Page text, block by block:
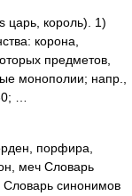
царь, король). 1)
корона,
предметов,
монополии; напр.,
…
порфира,
меч Словарь
Словарь синонимов